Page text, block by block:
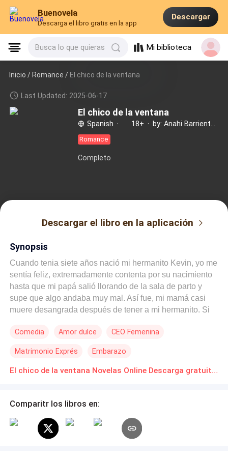
Buenovela
Descarga el libro gratis en la app
Descargar
Busca lo que quieras Mi biblioteca
Inicio /Romance / El chico de la ventana
Last Updated: 2025-06-17
El chico de la ventana
Spanish · 18+ ·
Romance
Completo
Descargar el libro en la aplicación
Synopsis
Cuando tenia siete años nació mi hermanito Kevin, yo me
sentía feliz, extremadamente contenta por su nacimiento
hasta que mi papá salió llorando de la sala de parto y
supe que algo andaba muy mal. Así fue, mi mamá casi
muere desangrada después de tener a mi hermanito. Si
ver a mi papá llorar día tras día, mientras mi mamá estaba
hermana e hija, si no como mujer. El amor que mi papá
sentía por mi mamá era algo que muchas veces pase
cuenta de lo mucho que deseaba encontrar un amor así
misma manera en la que mi papá amaba a mi mamá, o
incluso que me ame mucho más. Pero la vida no siempre
Comedia Amor dulce CEO Femenina
Matrimonio Exprés Embarazo
El chico de la ventana Novelas Online Descarga gratuita de PDF
Comparitr los libros en: